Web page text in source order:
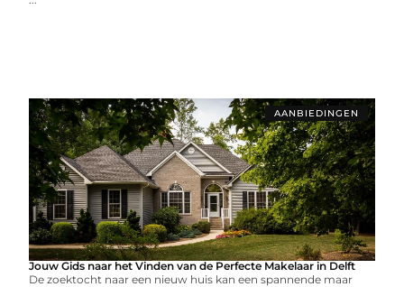
AANBIEDINGEN
Jouw Gids naar het Vinden van de Perfecte Makelaar in Delft
De zoektocht naar een nieuw huis kan een spannende maar